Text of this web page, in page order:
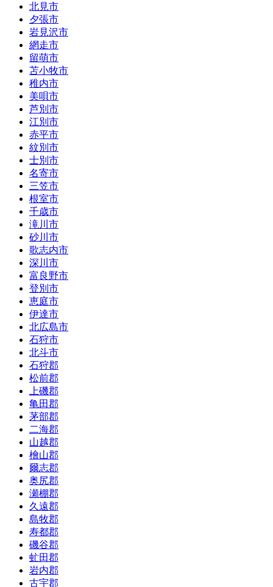
北見市
夕張市
岩見沢市
網走市
留萌市
苫小牧市
稚内市
美唄市
芦別市
江別市
赤平市
紋別市
士別市
名寄市
三笠市
根室市
千歳市
滝川市
砂川市
歌志内市
深川市
富良野市
登別市
恵庭市
伊達市
北広島市
石狩市
北斗市
石狩郡
松前郡
上磯郡
亀田郡
茅部郡
二海郡
山越郡
檜山郡
爾志郡
奥尻郡
瀬棚郡
久遠郡
島牧郡
寿都郡
磯谷郡
虻田郡
岩内郡
古宇郡